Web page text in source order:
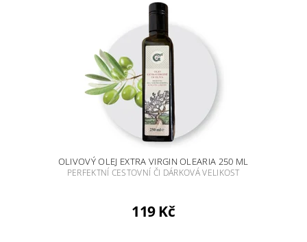
OLIVOVÝ OLEJ EXTRA VIRGIN OLEARIA 250 ML
PERFEKTNÍ CESTOVNÍ ČI DÁRKOVÁ VELIKOST
119 Kč